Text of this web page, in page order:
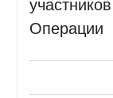
Операции